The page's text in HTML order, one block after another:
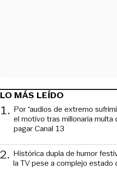
LO MÁS LEÍDO
1. Por “audios de extremo
el motivo tras millonaria multa
pagar Canal 13
2. Histórica dupla de humor
la TV pese a complejo estado